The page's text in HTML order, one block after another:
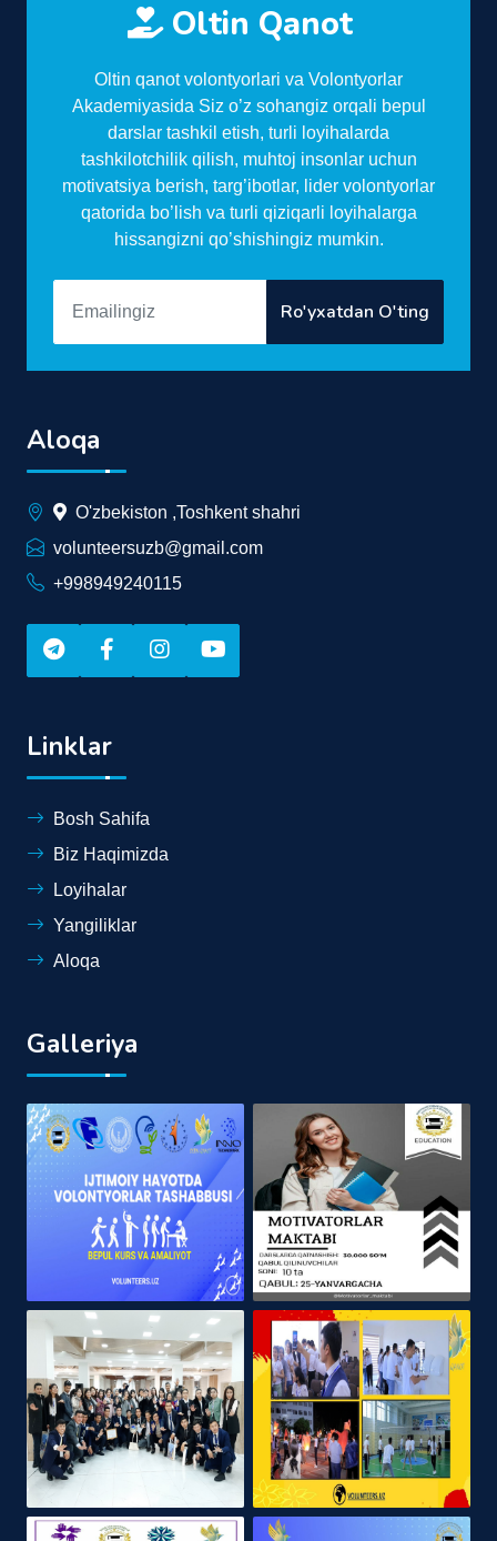
Oltin Qanot
Oltin qanot volontyorlari va Volontyorlar
Akademiyasida Siz o’z sohangiz orqali bepul
darslar tashkil etish, turli loyihalarda
tashkilotchilik qilish, muhtoj insonlar uchun
motivatsiya berish, targ’ibotlar, lider volontyorlar
qatorida bo’lish va turli qiziqarli loyihalarga
hissangizni qo’shishingiz mumkin.
Ro'yxatdan O'ting
Aloqa
O'zbekiston ,Toshkent shahri
volunteersuzb@gmail.com
+998949240115
Linklar
Bosh Sahifa
Biz Haqimizda
Loyihalar
Yangiliklar
Aloqa
Galleriya